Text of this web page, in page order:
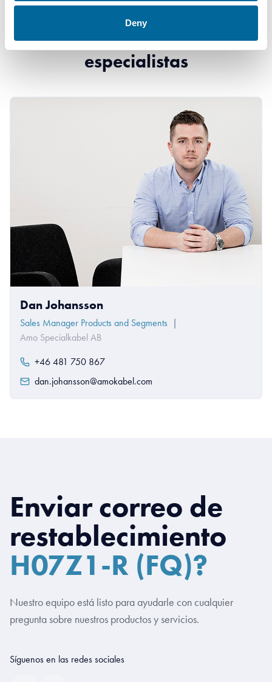
Deny
Contacta con nuestros
especialistas
Dan Johansson
Sales Manager Products and Segments
|
Amo Specialkabel AB
+46 481 750 867
dan.johansson@amokabel.com
Enviar correo de
restablecimiento
H07Z1-R (FQ)?
Nuestro equipo está listo para ayudarle con cualquier
pregunta sobre nuestros productos y servicios.
Síguenos en las redes sociales